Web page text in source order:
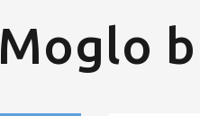
Moglo